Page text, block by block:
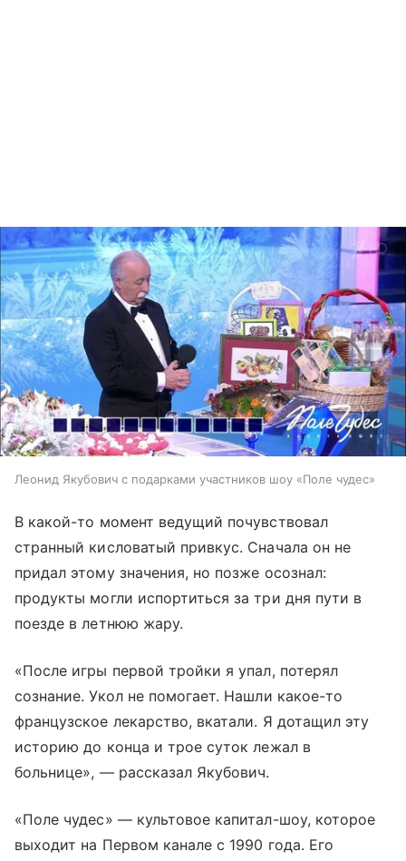
Леонид Якубович с подарками участников шоу «Поле чудес»
В какой-то момент ведущий почувствовал
странный кисловатый привкус. Сначала он не
придал этому значения, но позже осознал:
продукты могли испортиться за три дня пути в
поезде в летнюю жару.
«После игры первой тройки я упал, потерял
сознание. Укол не помогает. Нашли какое-то
французское лекарство, вкатали. Я дотащил эту
историю до конца и трое суток лежал в
больнице», — рассказал Якубович.
«Поле чудес» — культовое капитал-шоу, которое
выходит на Первом канале с 1990 года. Его